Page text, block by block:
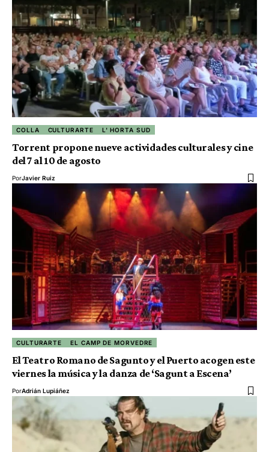
COLLA CULTURARTE L' HORTA SUD
Torrent propone nueve actividades culturales y cine
del 7 al 10 de agosto
PorJavier Ruiz
CULTURARTE EL CAMP DE MORVEDRE
El Teatro Romano de Sagunto y el Puerto acogen este
viernes la música y la danza de ‘Sagunt a Escena’
PorAdrián Lupiáñez